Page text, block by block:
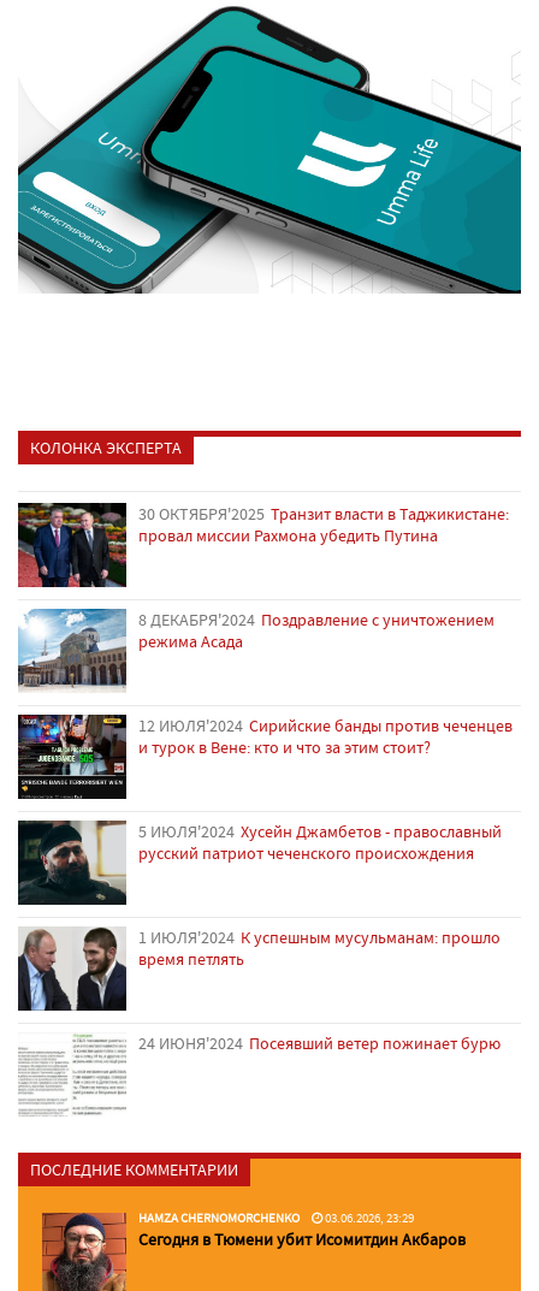
КОЛОНКА ЭКСПЕРТА
30 ОКТЯБРЯ'2025 Транзит власти в Таджикистане:
провал миссии Рахмона убедить Путина
8 ДЕКАБРЯ'2024 Поздравление с уничтожением
режима Асада
12 ИЮЛЯ'2024 Сирийские банды против чеченцев
и турок в Вене: кто и что за этим стоит?
5 ИЮЛЯ'2024 Хусейн Джамбетов - православный
русский патриот чеченского происхождения
1 ИЮЛЯ'2024 К успешным мусульманам: прошло
время петлять
24 ИЮНЯ'2024 Посеявший ветер пожинает бурю
ПОСЛЕДНИЕ КОММЕНТАРИИ
HAMZA CHERNOMORCHENKO 03.06.2026, 23:29
Сегодня в Тюмени убит Исомитдин Акбаров